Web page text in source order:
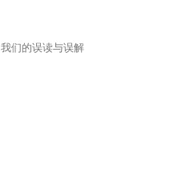
们的误读与误解